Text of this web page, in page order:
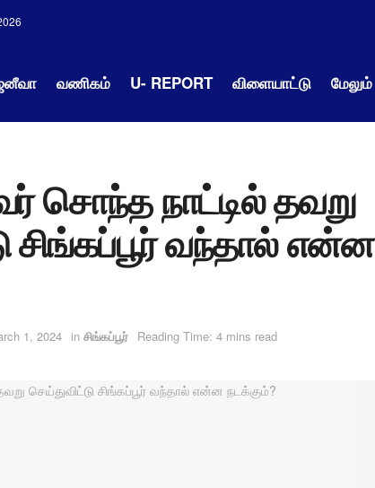
வணிகம் U- REPORT விளையாட்டு மேலும்
சொந்த நாட்டில் தவறு
சிங்கப்பூர் வந்தால் என்ன
1, 2024 in சிங்கப்பூர் Reading Time: 4 mins read